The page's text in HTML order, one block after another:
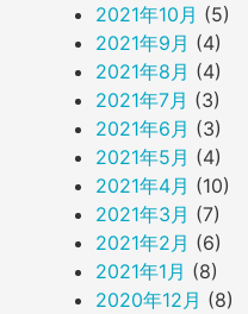
2021年10月 (5)
2021年9月 (4)
2021年8月 (4)
2021年7月 (3)
2021年6月 (3)
2021年5月 (4)
2021年4月 (10)
2021年3月 (7)
2021年2月 (6)
2021年1月 (8)
2020年12月 (8)